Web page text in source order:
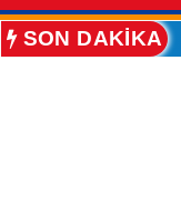
SON DAKİKA
: